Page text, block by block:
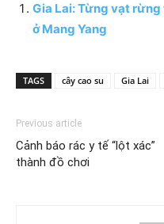
Gia Lai: Từng vạt
ở Mang Yang
TAGS cây cao su Gia Lai
Previous article
Cảnh báo rác y tế “lột xác”
thành đồ chơi